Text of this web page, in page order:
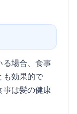
る場合、食事
も効果的で
事は髪の健康